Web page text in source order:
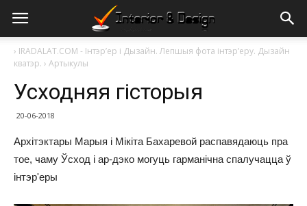
› IRADALAT.COM - Інтэр’ер і Дызайн. Лепшыя фота інтэр’еру. Дызайн
кватэр. › Артыкулы
Усходняя гісторыя
20-06-2018
Архітэктары Марыя і Мікіта Бахаревой распавядаюць пра
тое, чаму Ўсход і ар-дэко могуць гарманічна спалучацца ў
інтэр'еры